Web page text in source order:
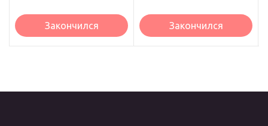
Закончился Закончился